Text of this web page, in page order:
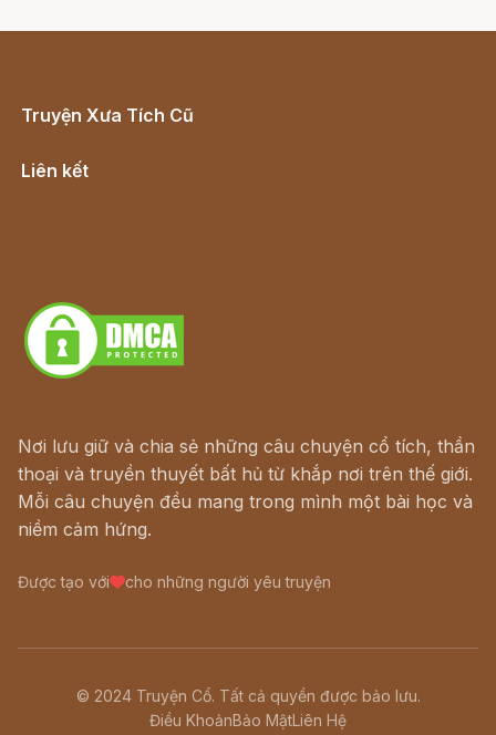
Truyện Xưa Tích Cũ
Liên kết
Nơi lưu giữ và chia sẻ những câu chuyện cổ tích, thần
thoại và truyền thuyết bất hủ từ khắp nơi trên thế giới.
Mỗi câu chuyện đều mang trong mình một bài học và
niềm cảm hứng.
Được tạo với cho những người yêu truyện
© 2024 Truyện Cổ. Tất cả quyền được bảo lưu.
Điều KhoảnBảo MậtLiên Hệ